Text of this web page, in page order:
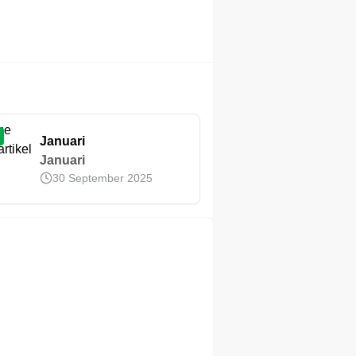
Januari
Januari
30 September 2025